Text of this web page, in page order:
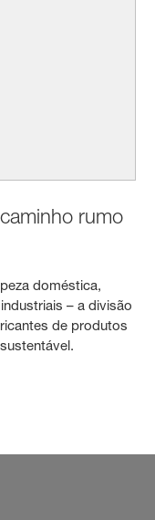
rumo
doméstica,
– a divisão
de produtos